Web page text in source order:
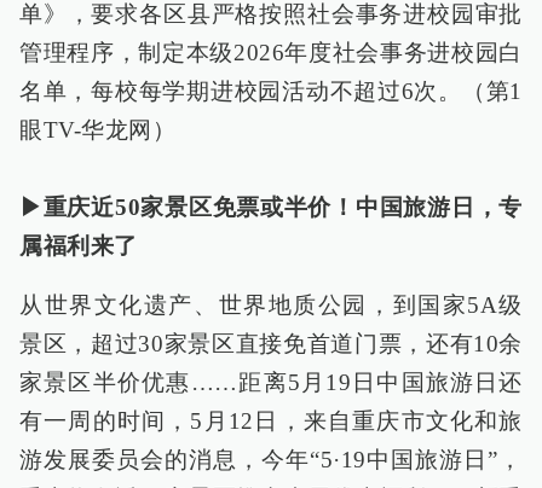
单》，要求各区县严格按照社会事务进校园审批
管理程序，制定本级2026年度社会事务进校园白
名单，每校每学期进校园活动不超过6次。（第1
眼TV-华龙网）
▶重庆近50家景区免票或半价！中国旅游日，专
属福利来了
从世界文化遗产、世界地质公园，到国家5A级
景区，超过30家景区直接免首道门票，还有10余
家景区半价优惠……距离5月19日中国旅游日还
有一周的时间，5月12日，来自重庆市文化和旅
游发展委员会的消息，今年“5·19中国旅游日”，